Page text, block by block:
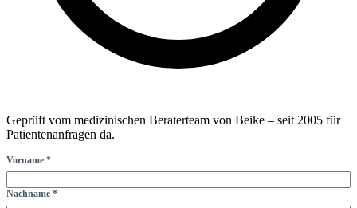
Geprüft vom medizinischen Beraterteam von Beike – seit 2005 für
Patientenanfragen da.
Vorname *
Nachname *